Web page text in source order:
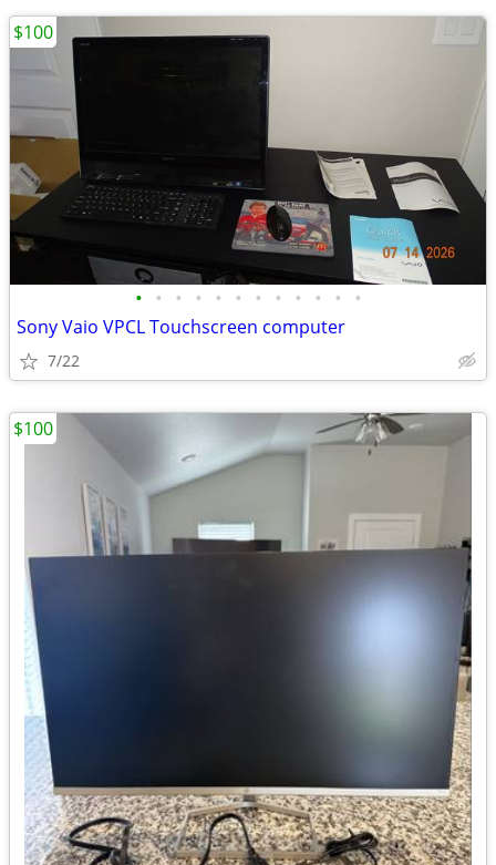
• • • • • • • • • • • •
Sony Vaio VPCL Touchscreen computer
7/22
$100
$100